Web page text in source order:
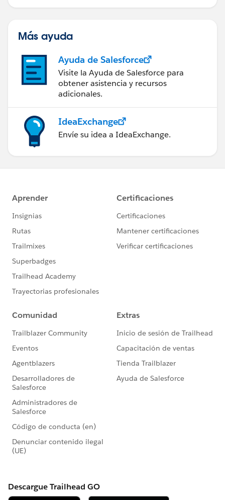
Más ayuda
Ayuda de Salesforce
Visite la Ayuda de Salesforce para
obtener asistencia y recursos
adicionales.
IdeaExchange
Envíe su idea a IdeaExchange.